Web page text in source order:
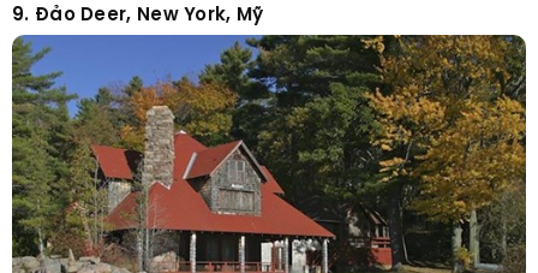
9. Đảo Deer, New York, Mỹ